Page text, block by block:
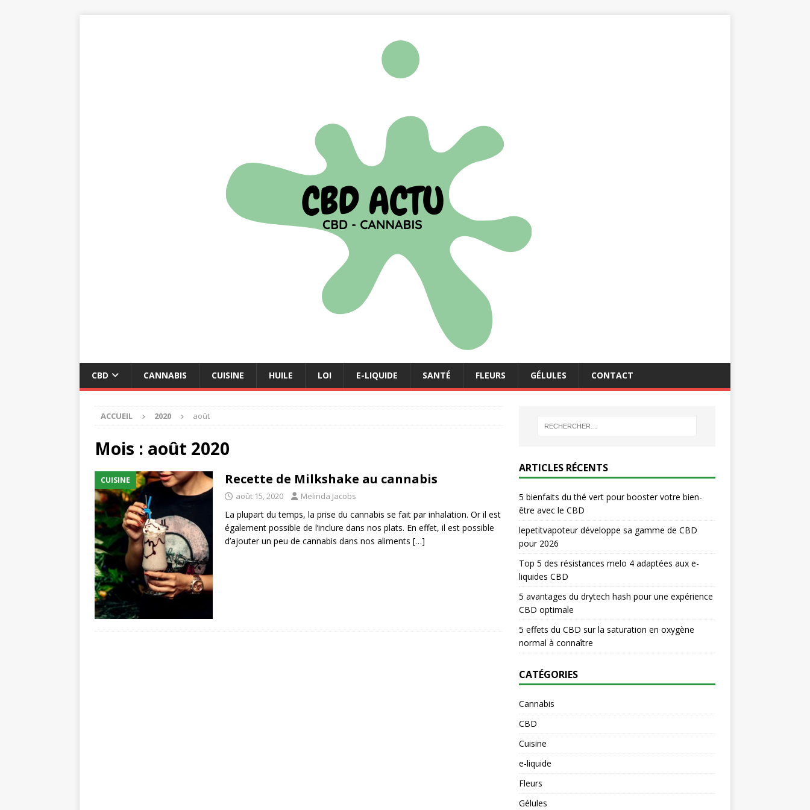
CBD CANNABIS CUISINE HUILE LOI E-LIQUIDE SANTÉ FLEURS GÉLULES CONTACT
ACCUEIL 2020 août
Mois : août 2020
CUISINE Recette de Milkshake au cannabis
août 15, 2020 Melinda Jacobs
La plupart du temps, la prise du cannabis se fait par inhalation. Or il est
également possible de l’inclure dans nos plats. En effet, il est possible
d’ajouter un peu de cannabis dans nos aliments […]
ARTICLES RÉCENTS
5 bienfaits du thé vert pour booster votre bien-
être avec le CBD
lepetitvapoteur développe sa gamme de CBD
pour 2026
Top 5 des résistances melo 4 adaptées aux e-
liquides CBD
5 avantages du drytech hash pour une expérience
CBD optimale
5 effets du CBD sur la saturation en oxygène
normal à connaître
CATÉGORIES
Cannabis
CBD
Cuisine
e-liquide
Fleurs
Gélules